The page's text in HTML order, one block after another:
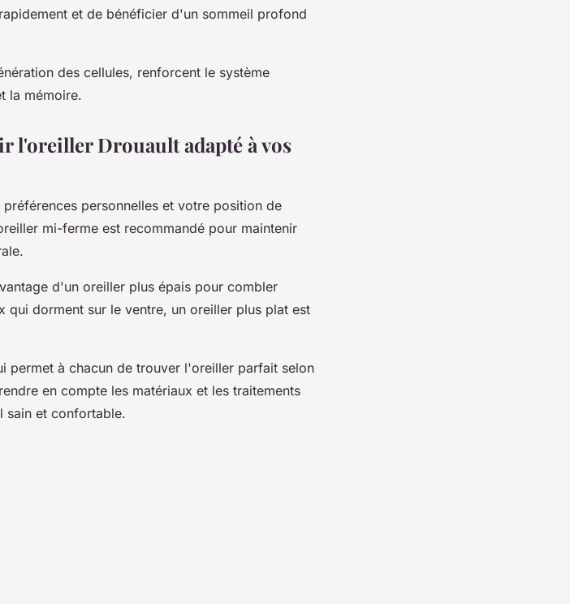
et de bénéficier d'un sommeil profond
des cellules, renforcent le système
la mémoire.
l'oreiller Drouault adapté à vos
personnelles et votre position de
mi-ferme est recommandé pour maintenir
d'un oreiller plus épais pour combler
dorment sur le ventre, un oreiller plus plat est
permet à chacun de trouver l'oreiller parfait selon
en compte les matériaux et les traitements
sain et confortable.